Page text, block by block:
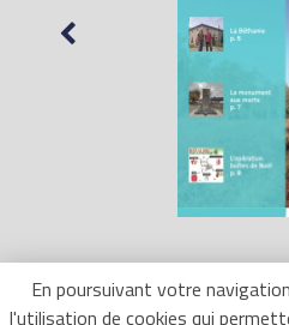
En poursuivant votre
l'utilisation de cookies qui